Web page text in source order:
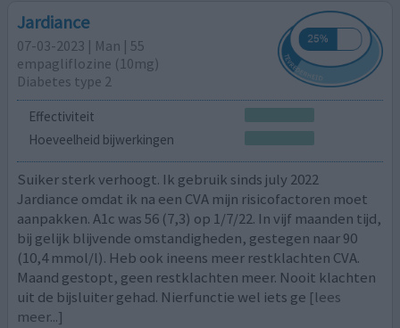
Jardiance
07-03-2023 | Man | 55
empagliflozine (10mg)
Diabetes type 2
Effectiviteit
Hoeveelheid bijwerkingen
Suiker sterk verhoogt. Ik gebruik sinds july 2022
Jardiance omdat ik na een CVA mijn risicofactoren moet
aanpakken. A1c was 56 (7,3) op 1/7/22. In vijf maanden tijd,
bij gelijk blijvende omstandigheden, gestegen naar 90
(10,4 mmol/l). Heb ook ineens meer restklachten CVA.
Maand gestopt, geen restklachten meer. Nooit klachten
uit de bijsluiter gehad. Nierfunctie wel iets ge [lees
meer...]